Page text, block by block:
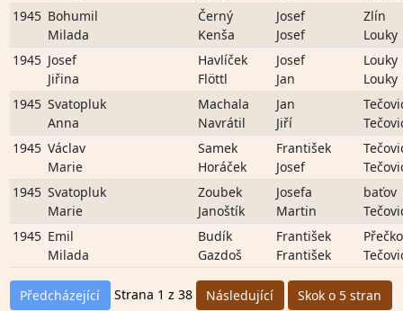
1945 Bohumil
Milada
Černý
Kenša
Josef
Josef
Zlín
Louky
1945 Josef
Jiřina
Havlíček
Flöttl
Josef
Jan
Louky
Louky
1945 Svatopluk
Anna
Machala
Navrátil
Jan
Jiří
1945 Václav
Marie
Samek
Horáček
František
Josef
1945 Svatopluk
Marie
Zoubek
Janoštík
Josefa
Martin
baťov
1945 Emil
Milada
Budík
Gazdoš
František
František
Předcházející Strana 1 z 38 Následující Skok o 5 stran